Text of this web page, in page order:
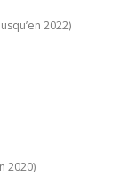
2022)
2020)